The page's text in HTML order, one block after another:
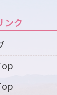
ンク